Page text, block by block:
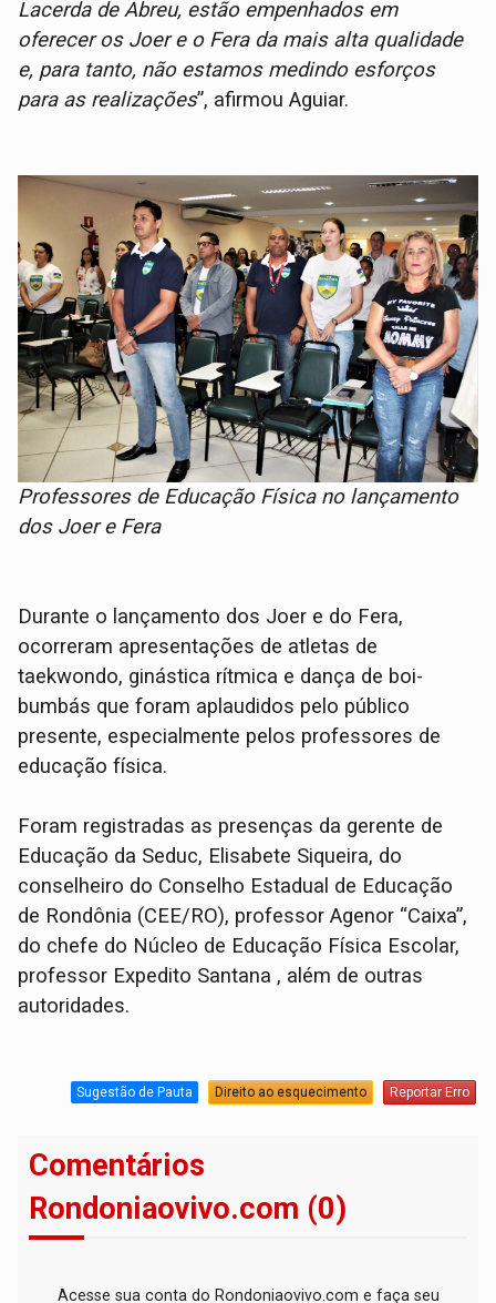
Lacerda de Abreu, estão empenhados em
oferecer os Joer e o Fera da mais alta qualidade
e, para tanto, não estamos medindo esforços
para as realizações”, afirmou Aguiar.
Professores de Educação Física no lançamento
dos Joer e Fera
Durante o lançamento dos Joer e do Fera,
ocorreram apresentações de atletas de
taekwondo, ginástica rítmica e dança de boi-
bumbás que foram aplaudidos pelo público
presente, especialmente pelos professores de
educação física.
Foram registradas as presenças da gerente de
Educação da Seduc, Elisabete Siqueira, do
conselheiro do Conselho Estadual de Educação
de Rondônia (CEE/RO), professor Agenor “Caixa”,
do chefe do Núcleo de Educação Física Escolar,
professor Expedito Santana , além de outras
autoridades.
Sugestão de Pauta Direito ao esquecimento Reportar Erro
Comentários
Rondoniaovivo.com (0)
Acesse sua conta do Rondoniaovivo.com e faça seu